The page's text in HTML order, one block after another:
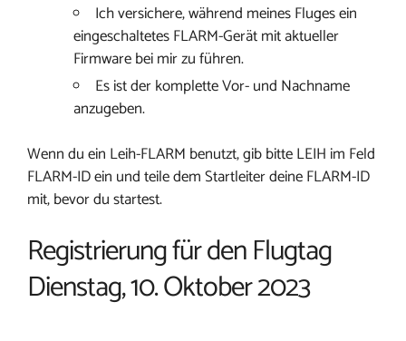
Ich versichere, während meines Fluges ein
eingeschaltetes FLARM-Gerät mit aktueller
Firmware bei mir zu führen.
Es ist der komplette Vor- und Nachname
anzugeben.
Wenn du ein Leih-FLARM benutzt, gib bitte LEIH im Feld
FLARM-ID ein und teile dem Startleiter deine FLARM-ID
mit, bevor du startest.
Registrierung für den Flugtag
Dienstag, 10. Oktober 2023